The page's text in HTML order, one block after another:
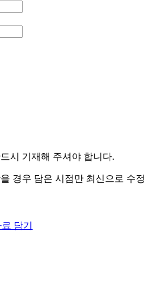
시 기재해 주셔야 합니다.
경우 담은 시점만 최신으로 수정
담기